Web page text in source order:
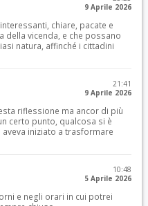
9 Aprile 2026
chiare, pacate e
della vicenda, e che possano
natura, affinché i cittadini
21:41
9 Aprile 2026
riflessione ma ancor di più
certo punto, qualcosa si è
iniziato a trasformare
10:48
5 Aprile 2026
e negli orari in cui potrei